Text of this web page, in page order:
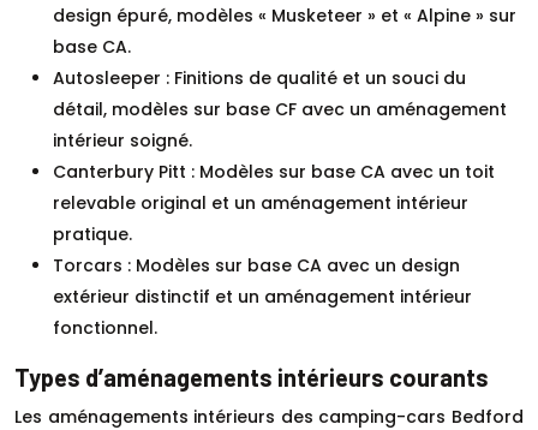
design épuré, modèles « Musketeer » et « Alpine » sur
base CA.
Autosleeper : Finitions de qualité et un souci du
détail, modèles sur base CF avec un aménagement
intérieur soigné.
Canterbury Pitt : Modèles sur base CA avec un toit
relevable original et un aménagement intérieur
pratique.
Torcars : Modèles sur base CA avec un design
extérieur distinctif et un aménagement intérieur
fonctionnel.
Types d’aménagements intérieurs courants
Les aménagements intérieurs des camping-cars Bedford